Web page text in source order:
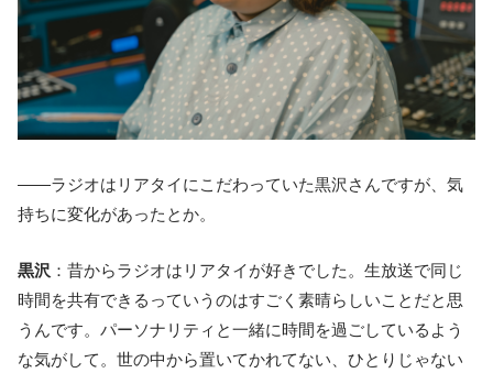
――ラジオはリアタイにこだわっていた黒沢さんですが、気
持ちに変化があったとか。
黒沢 ：昔からラジオはリアタイが好きでした。生放送で同じ
時間を共有できるっていうのはすごく素晴らしいことだと思
うんです。パーソナリティと一緒に時間を過ごしているよう
な気がして。世の中から置いてかれてない、ひとりじゃない